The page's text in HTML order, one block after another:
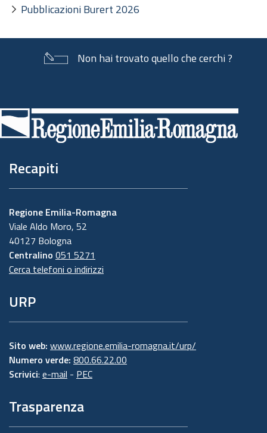
Pubblicazioni Burert 2026
Non hai trovato quello che cerchi ?
di
pagina
Recapiti
Regione Emilia-Romagna
Viale Aldo Moro, 52
40127 Bologna
Centralino 051 5271
Cerca telefoni o indirizzi
URP
Sito web: www.regione.emilia-romagna.it/urp/
Numero verde: 800.66.22.00
Scrivici: e-mail - PEC
Trasparenza